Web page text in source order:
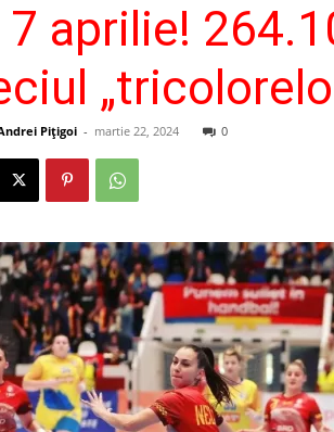
7 aprilie!
Pițigoi - martie 22, 2024 0